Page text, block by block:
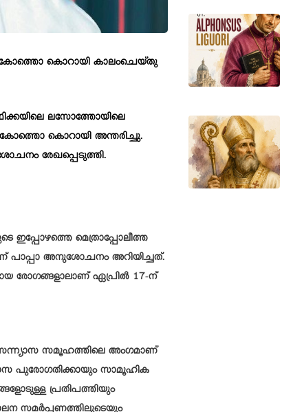
കോത്തൊ കൊറായി കാലംചെയ്തു
ലസോത്തോയിലെ
കോത്തൊ കൊറായി അന്തരിച്ചു.
രേഖപ്പെടുത്തി.
മെത്രാപ്പോലീത്ത
പാപ്പാ അനുശോചനം അറിയിച്ചത്.
രോഗങ്ങളാലാണ് ഏപ്രിൽ 17-ന്
സന്ന്യാസ സമൂഹത്തിലെ അംഗമാണ്
പുരോഗതിക്കായും സാമൂഹിക
പ്രതിപത്തിയും